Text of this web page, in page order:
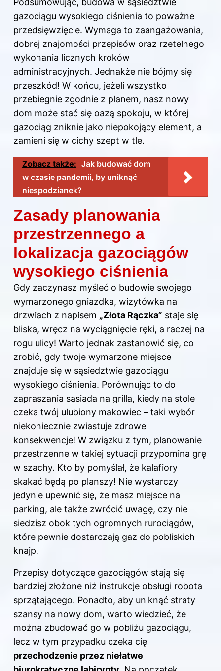
Podsumowując, budowa w sąsiedztwie
gazociągu wysokiego ciśnienia to poważne
przedsięwzięcie. Wymaga to zaangażowania,
dobrej znajomości przepisów oraz rzetelnego
wykonania licznych kroków
administracyjnych. Jednakże nie bójmy się
przeszkód! W końcu, jeżeli wszystko
przebiegnie zgodnie z planem, nasz nowy
dom może stać się oazą spokoju, w której
gazociąg zniknie jako niepokojący element, a
zamieni się w cichy szept w tle.
Zobacz także: Jak budować dom
w czasie pandemii, by uniknąć
niespodzianek?
Zasady planowania
przestrzennego a
lokalizacja gazociągów
wysokiego ciśnienia
Gdy zaczynasz myśleć o budowie swojego
wymarzonego gniazdka, wizytówka na
drzwiach z napisem „Złota Rączka” staje się
bliska, wręcz na wyciągnięcie ręki, a raczej na
rogu ulicy! Warto jednak zastanowić się, co
zrobić, gdy twoje wymarzone miejsce
znajduje się w sąsiedztwie gazociągu
wysokiego ciśnienia. Porównując to do
zapraszania sąsiada na grilla, kiedy na stole
czeka twój ulubiony makowiec – taki wybór
niekoniecznie zwiastuje zdrowe
konsekwencje! W związku z tym, planowanie
przestrzenne w takiej sytuacji przypomina grę
w szachy. Kto by pomyślał, że kalafiory
skakać będą po planszy! Nie wystarczy
jedynie upewnić się, że masz miejsce na
parking, ale także zwrócić uwagę, czy nie
siedzisz obok tych ogromnych rurociągów,
które pewnie dostarczają gaz do pobliskich
knajp.
Przepisy dotyczące gazociągów stają się
bardziej złożone niż instrukcje obsługi robota
sprzątającego. Ponadto, aby uniknąć straty
szansy na nowy dom, warto wiedzieć, że
można zbudować go w pobliżu gazociągu,
lecz w tym przypadku czeka cię
przechodzenie przez niełatwe